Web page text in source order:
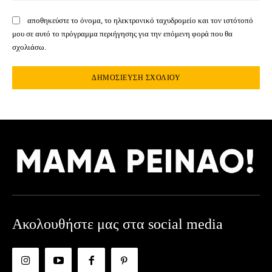
αποθηκεύστε το όνομα, το ηλεκτρονικό ταχυδρομείο και τον ιστότοπό
μου σε αυτό το πρόγραμμα περιήγησης για την επόμενη φορά που θα
σχολιάσω.
Ακολουθήστε μας στα social media